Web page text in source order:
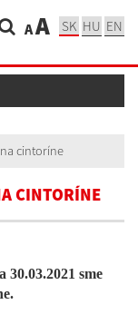
AA SK HU EN
cintoríne
CINTORÍNE
30.03.2021 sme